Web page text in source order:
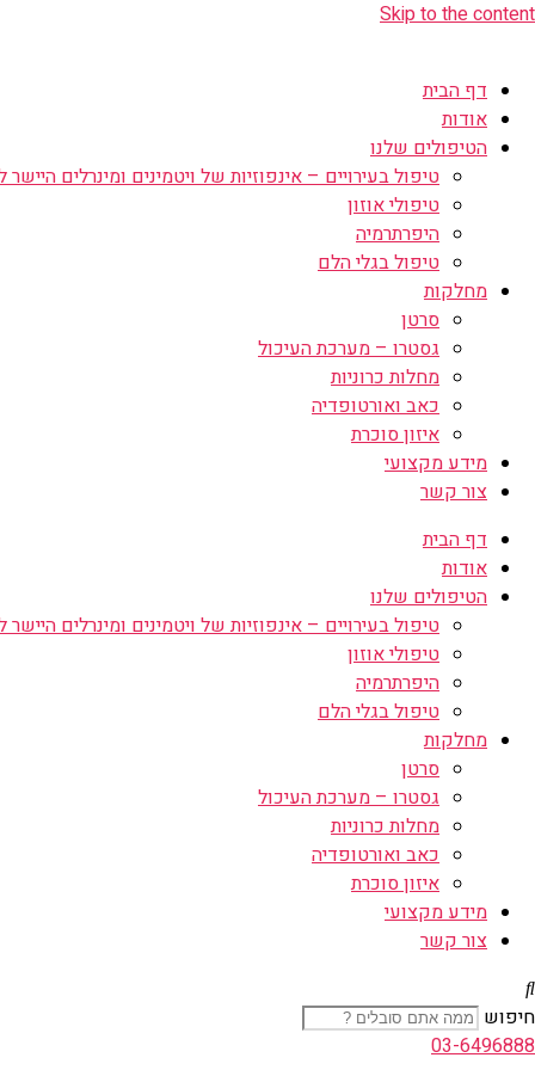
Skip to the content
דף הבית
אודות
הטיפולים שלנו
טיפול בעירויים – אינפוזיות של ויטמינים ומינרלים היישר
טיפולי אוזון
היפרתרמיה
טיפול בגלי הלם
מחלקות
סרטן
גסטרו – מערכת העיכול
מחלות כרוניות
כאב ואורטופדיה
איזון סוכרת
מידע מקצועי
צור קשר
דף הבית
אודות
הטיפולים שלנו
טיפול בעירויים – אינפוזיות של ויטמינים ומינרלים היישר
טיפולי אוזון
היפרתרמיה
טיפול בגלי הלם
מחלקות
סרטן
גסטרו – מערכת העיכול
מחלות כרוניות
כאב ואורטופדיה
איזון סוכרת
מידע מקצועי
צור קשר
חיפוש
03-6496888